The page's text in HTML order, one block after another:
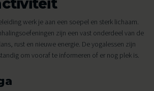
werk je aan een soepel en sterk lichaam.
zijn een vast onderdeel van de
rust en nieuwe energie. De yogalessen zijn
om vooraf te informeren of er nog plek is.